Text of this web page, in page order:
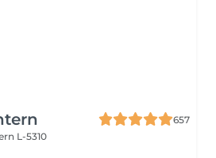
657
L-5310